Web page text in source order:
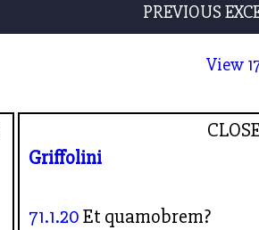
PREVIOUS
View
Griffolini
71.1.20Et quamobrem?